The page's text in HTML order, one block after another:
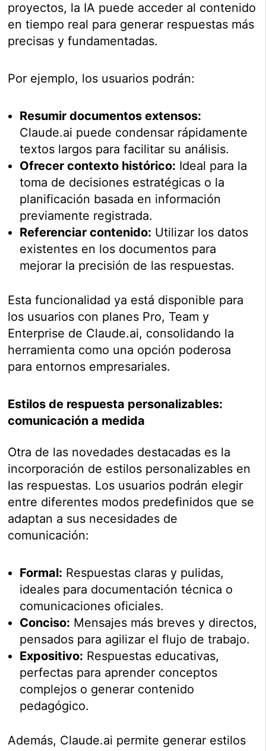
proyectos, la IA puede acceder al contenido
en tiempo real para generar respuestas más
precisas y fundamentadas.
Por ejemplo, los usuarios podrán:
Resumir documentos extensos:
Claude.ai puede condensar rápidamente
textos largos para facilitar su análisis.
Ofrecer contexto histórico: Ideal para la
toma de decisiones estratégicas o la
planificación basada en información
previamente registrada.
Referenciar contenido: Utilizar los datos
existentes en los documentos para
mejorar la precisión de las respuestas.
Esta funcionalidad ya está disponible para
los usuarios con planes Pro, Team y
Enterprise de Claude.ai, consolidando la
herramienta como una opción poderosa
para entornos empresariales.
Estilos de respuesta personalizables:
comunicación a medida
Otra de las novedades destacadas es la
incorporación de estilos personalizables en
las respuestas. Los usuarios podrán elegir
entre diferentes modos predefinidos que se
adaptan a sus necesidades de
comunicación:
Formal: Respuestas claras y pulidas,
ideales para documentación técnica o
comunicaciones oficiales.
Conciso: Mensajes más breves y directos,
pensados para agilizar el flujo de trabajo.
Expositivo: Respuestas educativas,
perfectas para aprender conceptos
complejos o generar contenido
pedagógico.
Además, Claude.ai permite generar estilos